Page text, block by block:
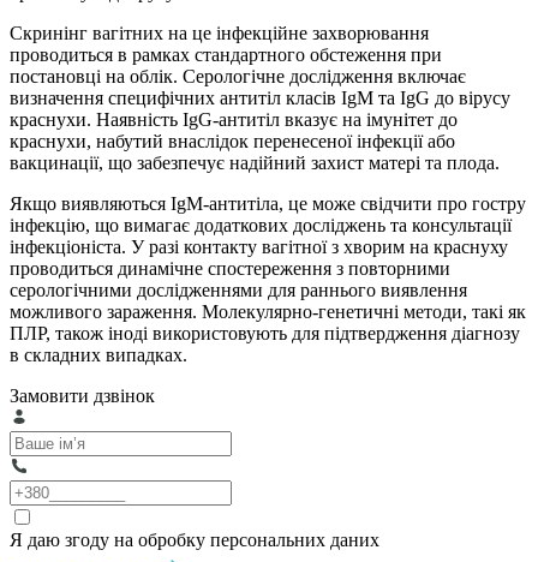
Скринінг вагітних на це інфекційне захворювання
проводиться в рамках стандартного обстеження при
постановці на облік. Серологічне дослідження включає
визначення специфічних антитіл класів IgM та IgG до вірусу
краснухи. Наявність IgG-антитіл вказує на імунітет до
краснухи, набутий внаслідок перенесеної інфекції або
вакцинації, що забезпечує надійний захист матері та плода.
Якщо виявляються IgM-антитіла, це може свідчити про гостру
інфекцію, що вимагає додаткових досліджень та консультації
інфекціоніста. У разі контакту вагітної з хворим на краснуху
проводиться динамічне спостереження з повторними
серологічними дослідженнями для раннього виявлення
можливого зараження. Молекулярно-генетичні методи, такі як
ПЛР, також іноді використовують для підтвердження діагнозу
в складних випадках.
Замовити дзвінок
Я даю згоду на обробку персональних даних